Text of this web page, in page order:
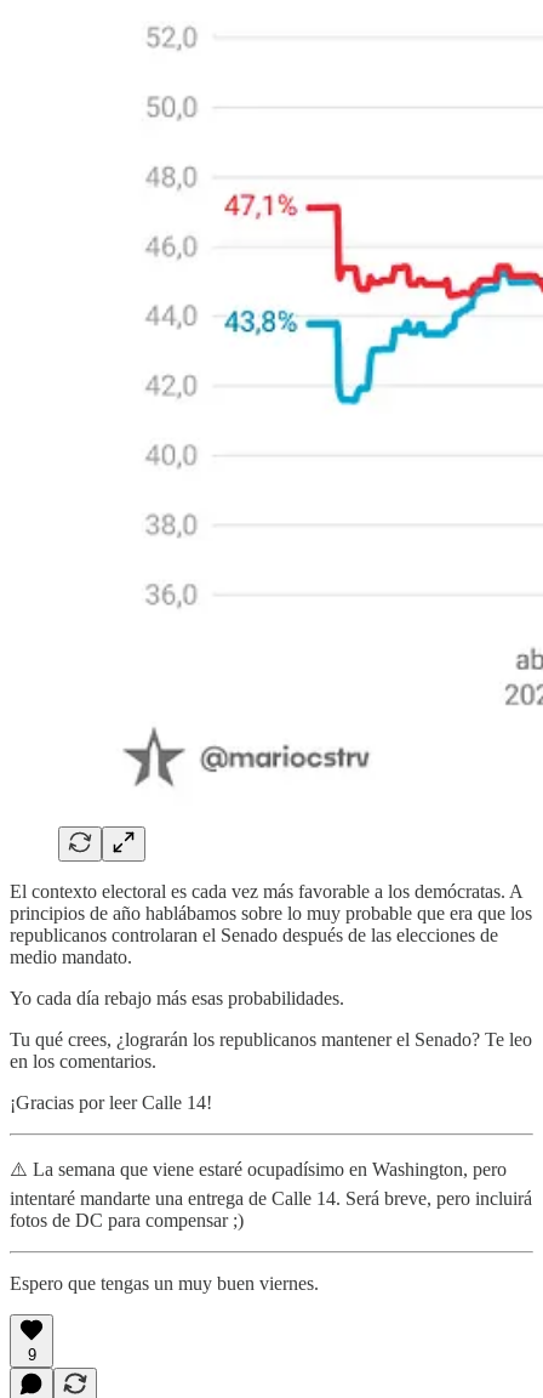
El contexto electoral es cada vez más favorable a los demócratas. A
principios de año hablábamos sobre lo muy probable que era que los
republicanos controlaran el Senado después de las elecciones de
medio mandato.
Yo cada día rebajo más esas probabilidades.
Tu qué crees, ¿lograrán los republicanos mantener el Senado? Te leo
en los comentarios.
¡Gracias por leer Calle 14!
⚠️ La semana que viene estaré ocupadísimo en Washington, pero
intentaré mandarte una entrega de Calle 14. Será breve, pero incluirá
fotos de DC para compensar ;)
Espero que tengas un muy buen viernes.
9